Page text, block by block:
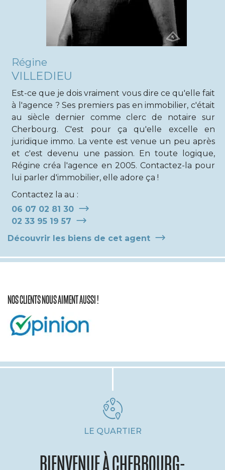
Régine
VILLEDIEU
Est-ce que je dois vraiment vous dire ce qu'elle fait
à l'agence ? Ses premiers pas en immobilier, c'était
au siècle dernier comme clerc de notaire sur
Cherbourg. C'est pour ça qu'elle excelle en
juridique immo. La vente est venue un peu après
et c'est devenu une passion. En toute logique,
Régine créa l'agence en 2005. Contactez-la pour
lui parler d'immobilier, elle adore ça !
Contactez la au :
06 07 02 81 30
02 33 95 19 57
Découvrir les biens de cet agent
NOS CLIENTS NOUS AIMENT AUSSI !
LE QUARTIER